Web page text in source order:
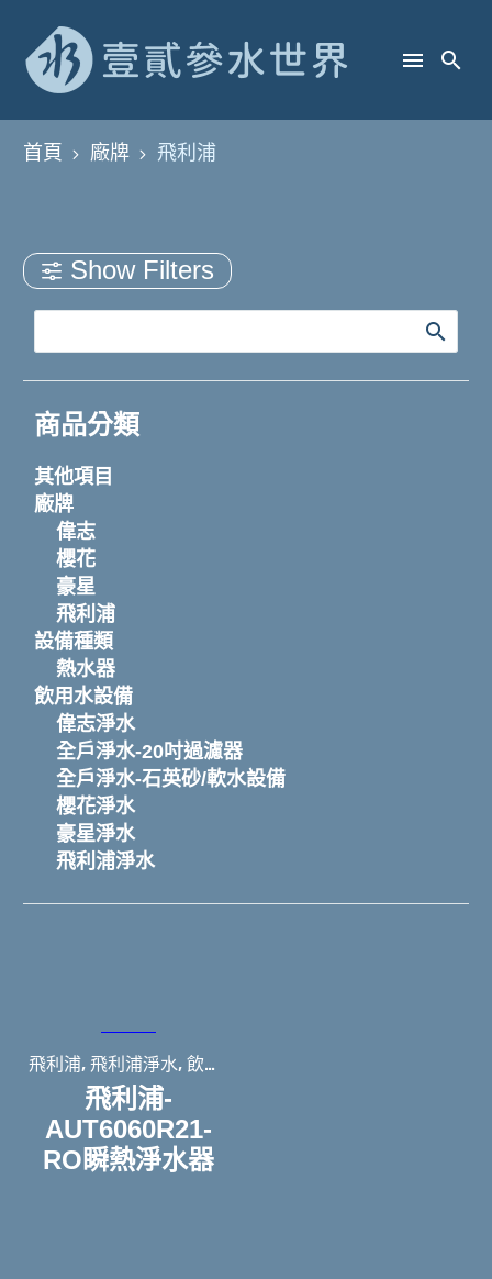
首頁 廠牌 飛利浦
Show Filters
商品分類
其他項目
廠牌
偉志
櫻花
豪星
飛利浦
設備種類
熱水器
飲用水設備
偉志淨水
全戶淨水-20吋過濾器
全戶淨水-石英砂/軟水設備
櫻花淨水
豪星淨水
飛利浦淨水
飛利浦, 飛利浦淨水, 飲用水設備
飛利浦-
AUT6060R21-
RO瞬熱淨水器